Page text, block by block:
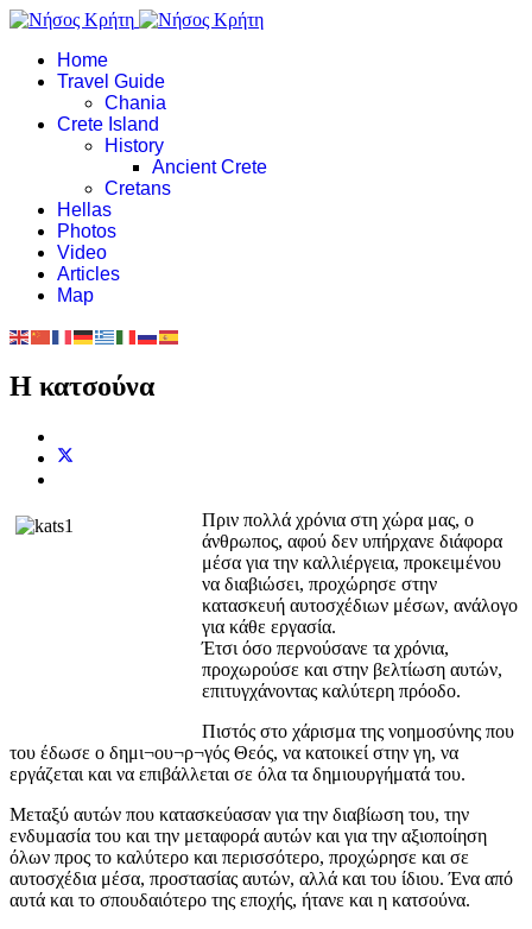
Home
Travel Guide
Chania
Crete Island
History
Ancient Crete
Cretans
Hellas
Photos
Video
Articles
Map
Η κατσούνα
Πριν πολλά χρόνια στη χώρα μας, ο
άνθρωπος, αφού δεν υπήρχανε διάφορα
μέσα για την καλλιέργεια, προκειμένου
να διαβιώσει, προχώρησε στην
κατασκευή αυτοσχέδιων μέσων, ανάλογο
για κάθε εργασία.
Έτσι όσο περνούσανε τα χρόνια,
προχωρούσε και στην βελτίωση αυτών,
επιτυγχάνοντας καλύτερη πρόοδο.
Πιστός στο χάρισμα της νοημοσύνης που
του έδωσε ο δημι¬ου¬ρ¬γός Θεός, να κατοικεί στην γη, να
εργάζεται και να επιβάλλεται σε όλα τα δημιουργήματά του.
Μεταξύ αυτών που κατασκεύασαν για την διαβίωση του, την
ενδυμασία του και την μεταφορά αυτών και για την αξιοποίηση
όλων προς το καλύτερο και περισσότερο, προχώρησε και σε
αυτοσχέδια μέσα, προστασίας αυτών, αλλά και του ίδιου. Ένα από
αυτά και το σπουδαιότερο της εποχής, ήτανε και η κατσούνα.